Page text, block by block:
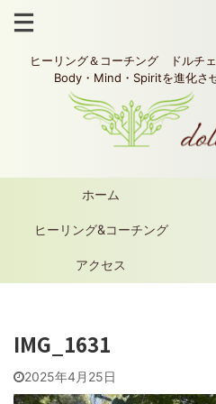
ヒーリング＆コーチング ドルチ
Body・Mind・Spiritを進化さ
ホーム
ヒーリング&コーチング
アクセス
IMG_1631
2025年4月25日